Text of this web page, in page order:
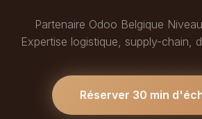
Partenaire Odoo Belgique
Expertise logistique, supply-chain,
Réserver 30 min